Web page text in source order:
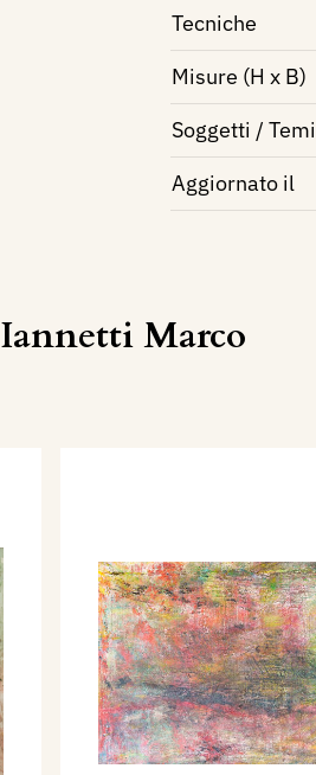
Tecniche
Misure (H x B)
Soggetti / Temi
Aggiornato il
Iannetti Marco